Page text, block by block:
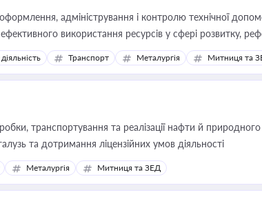
адміністрування і контролю технічної
використання ресурсів у сфері розвитку,
Транспорт Металургія Митниця та
транспортування та реалізації нафти й
та дотримання ліцензійних умов діяльності
Металургія Митниця та ЗЕД